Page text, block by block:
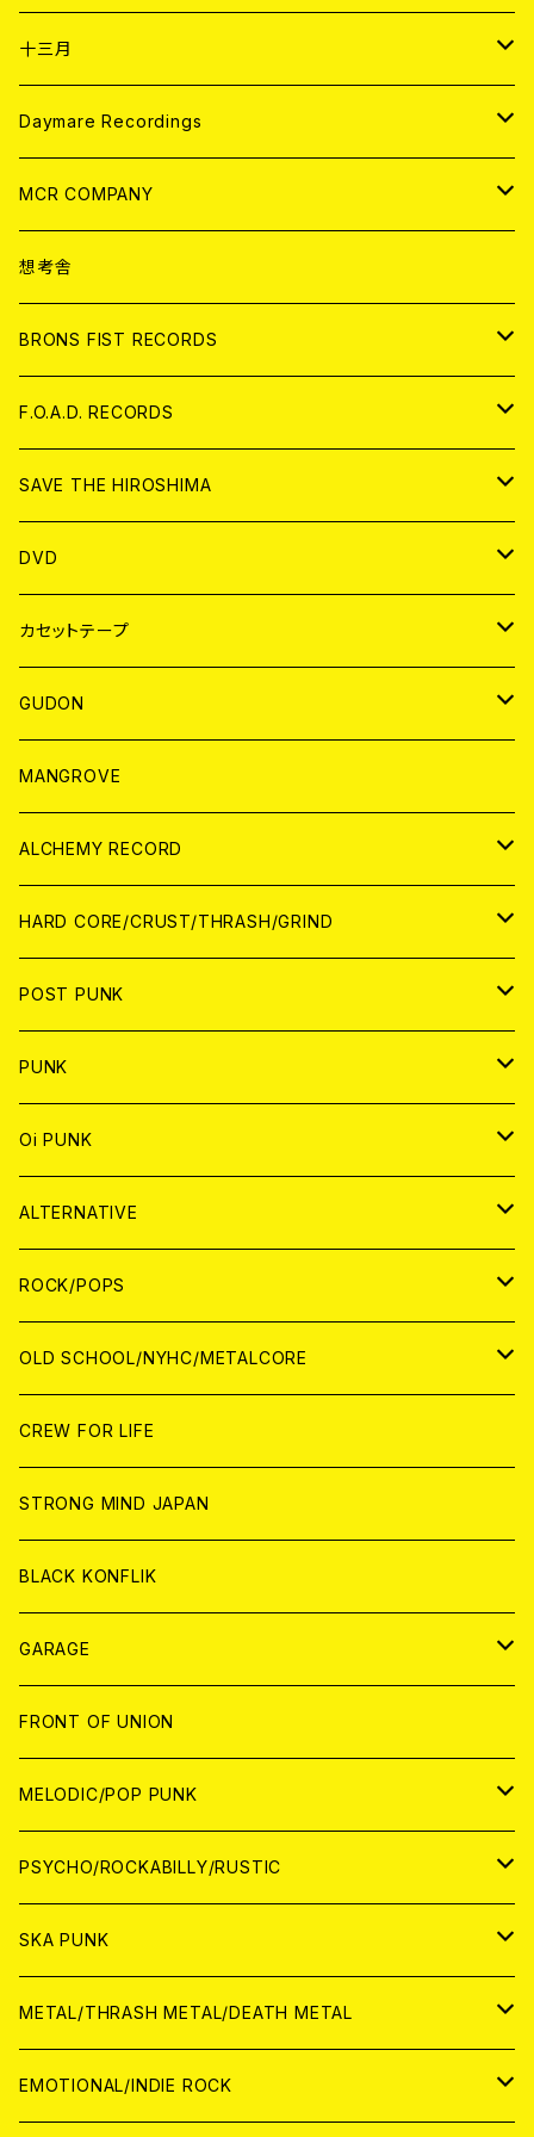
ANALOG
アパレル
CD
ANALOG
十三月
CD
ANALOG
Daymare Recordings
CD
ANALOG
MCR COMPANY
CD
アパレル
ANALOG
想考舎
BRONS FIST RECORDS
CD
ANALOG
F.O.A.D. RECORDS
CD
ANALOG
SAVE THE HIROSHIMA
アパレル
BADGE
DVD
JAPAN
WORLD
カセットテープ
JAPAN
WORLD
GUDON
アパレル
PATCH
アナログ
DIGITAL CONTENTS
MANGROVE
ALCHEMY RECORD
CD
ANALOG
HARD CORE/CRUST/THRASH/GRIND
JAPAN
CD
ANALOG
WORLD
CD
ANALOG
POST PUNK
CD
JAPAN
WORLD
ANALOG
JAPAN
WORLD
PUNK
JAPAN
CD
ANALOG
WORLD
CD
ANALOG
Oi PUNK
JAPAN
CD
ANALOG
WOLRD
CD
ANALOG
ALTERNATIVE
JAPAN
CD
ANALOG
WORLD
CD
ANALOG
ROCK/POPS
JAPAN
CD
ANALOG
WORLD
CD
ANALOG
OLD SCHOOL/NYHC/METALCORE
JAPAN
CD
ANALOG
WORLD
CD
ANALOG
CREW FOR LIFE
STRONG MIND JAPAN
BLACK KONFLIK
GARAGE
JAPAN
アナログ
CD
WORLD
アナログ
CD
FRONT OF UNION
MELODIC/POP PUNK
JAPAN
CD
ANALOG
WORLD
CD
ANALOG
PSYCHO/ROCKABILLY/RUSTIC
JAPAN
CD
ANALOG
WORLD
CD
SKA PUNK
JAPAN
CD
WORLD
METAL/THRASH METAL/DEATH METAL
JAPAN
EMOTIONAL/INDIE ROCK